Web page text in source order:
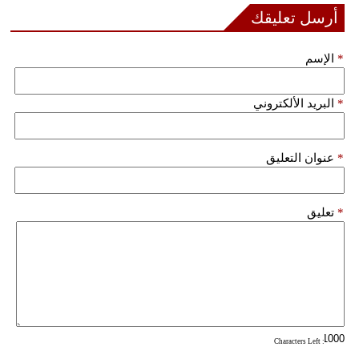
أرسل تعليقك
الإسم *
البريد الألكتروني *
عنوان التعليق *
تعليق *
: Characters Left